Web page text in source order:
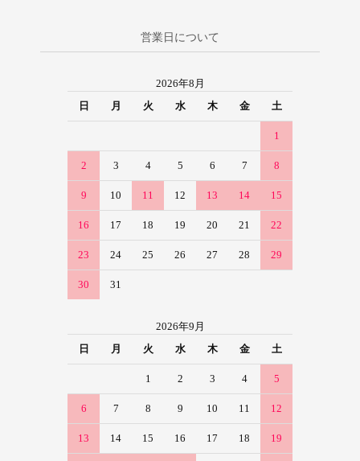
営業日について
2026年8月
日
月 火 水 木 金 土
1
2 3 4 5 6 7 8
9 10 11 12 13 14 15
16 17 18 19 20 21 22
23 24 25 26 27 28 29
30 31
2026年9月
日
月 火 水 木 金 土
1 2 3 4 5
6 7 8 9 10 11 12
13 14 15 16 17 18 19